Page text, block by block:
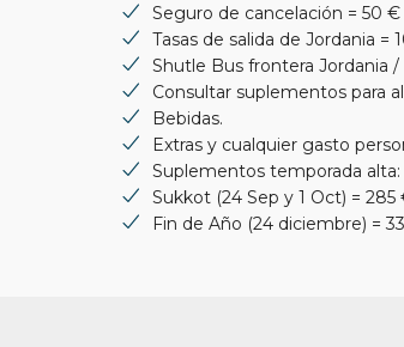
Seguro de cancelación = 50
Tasas de salida de Jordania =
Shutle Bus frontera Jordania
Consultar suplementos para
Bebidas.
Extras y cualquier gasto
Suplementos temporada alta:
Sukkot (24 Sep y 1 Oct) =
Fin de Año (24 diciembre) =